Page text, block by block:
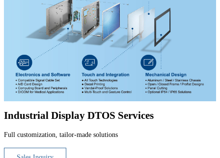
Industrial Display DTOS Services
Full customization, tailor-made solutions